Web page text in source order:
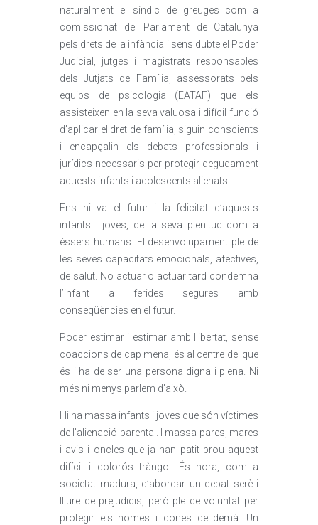
naturalment el síndic de greuges com a
comissionat del Parlament de Catalunya
pels drets de la infància i sens dubte el Poder
Judicial, jutges i magistrats responsables
dels Jutjats de Família, assessorats pels
equips de psicologia (EATAF) que els
assisteixen en la seva valuosa i difícil funció
d’aplicar el dret de família, siguin conscients
i encapçalin els debats professionals i
jurídics necessaris per protegir degudament
aquests infants i adolescents alienats.
Ens hi va el futur i la felicitat d’aquests
infants i joves, de la seva plenitud com a
éssers humans. El desenvolupament ple de
les seves capacitats emocionals, afectives,
de salut. No actuar o actuar tard condemna
l’infant a ferides segures amb
conseqüències en el futur.
Poder estimar i estimar amb llibertat, sense
coaccions de cap mena, és al centre del que
és i ha de ser una persona digna i plena. Ni
més ni menys parlem d’això.
Hi ha massa infants i joves que són víctimes
de l’alienació parental. I massa pares, mares
i avis i oncles que ja han patit prou aquest
difícil i dolorós tràngol. És hora, com a
societat madura, d’abordar un debat serè i
lliure de prejudicis, però ple de voluntat per
protegir els homes i dones de demà. Un